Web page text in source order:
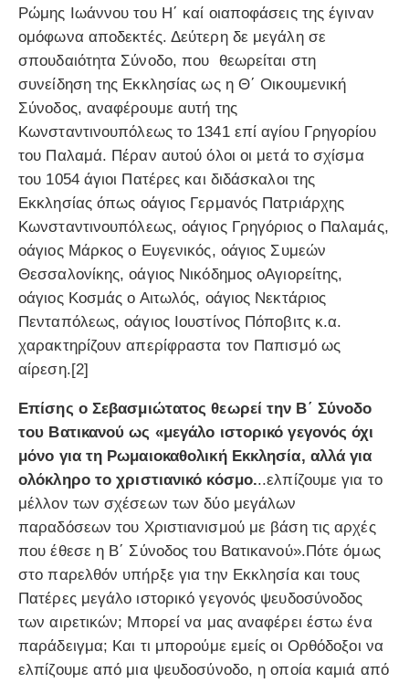
Ρώμης Ιωάννου του Η΄ καί οιαποφάσεις της έγιναν
ομόφωνα αποδεκτές. Δεύτερη δε μεγάλη σε
σπουδαιότητα Σύνοδο, που θεωρείται στη
συνείδηση της Εκκλησίας ως η Θ΄ Οικουμενική
Σύνοδος, αναφέρουμε αυτή της
Κωνσταντινουπόλεως το 1341 επί αγίου Γρηγορίου
του Παλαμά. Πέραν αυτού όλοι οι μετά το σχίσμα
του 1054 άγιοι Πατέρες και διδάσκαλοι της
Εκκλησίας όπως οάγιος Γερμανός Πατριάρχης
Κωνσταντινουπόλεως, οάγιος Γρηγόριος ο Παλαμάς,
οάγιος Μάρκος ο Ευγενικός, οάγιος Συμεών
Θεσσαλονίκης, οάγιος Νικόδημος οΑγιορείτης,
οάγιος Κοσμάς ο Αιτωλός, οάγιος Νεκτάριος
Πενταπόλεως, οάγιος Ιουστίνος Πόποβιτς κ.α.
χαρακτηρίζουν απερίφραστα τον Παπισμό ως
αίρεση.[2]
Επίσης ο Σεβασμιώτατος θεωρεί την Β΄ Σύνοδο
του Βατικανού ως «μεγάλο ιστορικό γεγονός όχι
μόνο για τη Ρωμαιοκαθολική Εκκλησία, αλλά για
ολόκληρο το χριστιανικό κόσμο...ελπίζουμε για το
μέλλον των σχέσεων των δύο μεγάλων
παραδόσεων του Χριστιανισμού με βάση τις αρχές
που έθεσε η Β΄ Σύνοδος του Βατικανού».Πότε όμως
στο παρελθόν υπήρξε για την Εκκλησία και τους
Πατέρες μεγάλο ιστορικό γεγονός ψευδοσύνοδος
των αιρετικών; Μπορεί να μας αναφέρει έστω ένα
παράδειγμα; Και τι μπορούμε εμείς οι Ορθόδοξοι να
ελπίζουμε από μια ψευδοσύνοδο, η οποία καμιά από